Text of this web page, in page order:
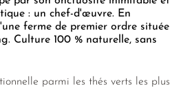
BREW
: un chef-d'œuvre. En
ferme de premier ordre située
Culture 100 % naturelle, sans
parmi les thés verts les plus